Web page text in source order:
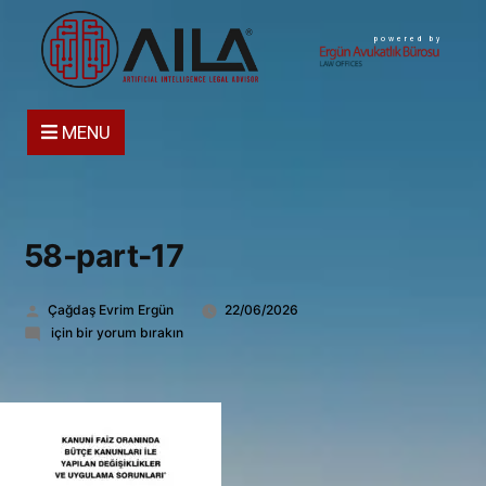
powered by
MENU
58-part-17
Gönderen:
Çağdaş Evrim Ergün
22/06/2026
58-
için bir yorum bırakın